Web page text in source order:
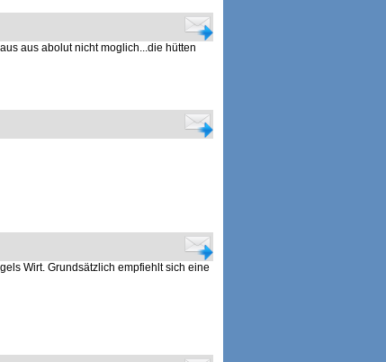
aus abolut nicht moglich...die hütten
Wirt. Grundsätzlich empfiehlt sich eine